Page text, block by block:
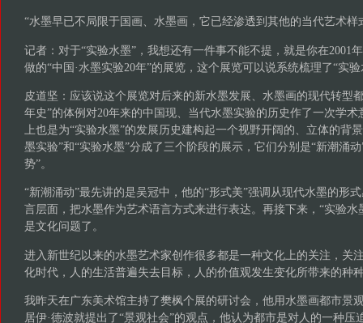
“水墨早已不局限于国画、水墨画，它已经渗透到其他的当代艺术样
记者：对于“实验水墨”，我想还有一件事不能不提，就是你在2001
做的“中国·水墨实验20年”的展览，这个展览可以说系统梳理了“实
皮道坚：应该说这个展览对后来的新水墨发展、水墨画的现代转型
年史”的体例对20年来的中国现、当代水墨实验的历史作了一次学
上也是为“实验水墨”的发展历史建构起一个视野开阔的、立体的背
墨实验”和“实验水墨”分成了三个阶段的展示，它们分别是“新潮涌
势”。
“新潮涌动”最先讲的是吴冠中，他的“形式美”强调从现代水墨的形
言层面，把水墨作为艺术语言方式来进行表达。再接下来，“实验水
是文化问题了。
进入新世纪以来的水墨艺术家创作很多都是一种文化上的关注，关
化时代，人的生活普遍失去目标，人的价值观发生变化所带来的种
我昨天在广东美术馆主持了樊枫个展的研讨会，他用水墨画都市景
居伊·德波就提出了“景观社会”的观点，他认为都市是对人的一种压